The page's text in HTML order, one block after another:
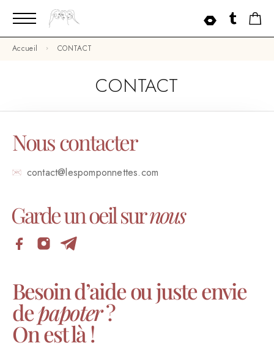
Accueil CONTACT
CONTACT
Nous contacter
contact@lespomponnettes.com
Garde un oeil surnous
Besoin d’aide ou juste envie
depapoter?
On est là !